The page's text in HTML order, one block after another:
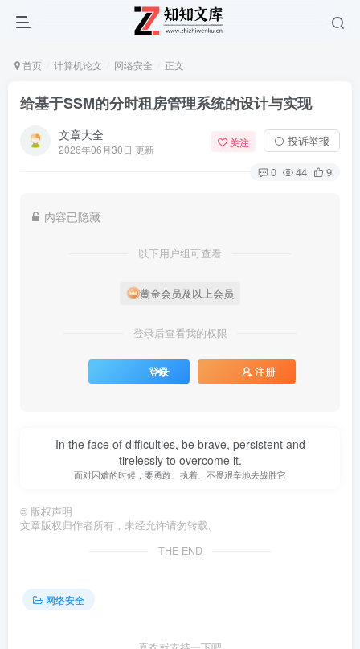
首页 计算机论文 网络安全 正文
给基于SSM的分时租房管理系统的设计与实现
文章大全
2026年06月30日 更新
关注 ⚪ 投诉举报
0 44 9
内容已隐藏
以下用户组可查看
黄金会员及以上会员
登录后查看我的权限
登录 注册
In the face of difficulties, be brave, persistent and
tirelessly to overcome it.
面对困难的时候，要勇敢、执着、不畏艰辛地去战胜它
© 版权声明
文章版权归作者所有，未经允许请勿转载。
THE END
网络安全